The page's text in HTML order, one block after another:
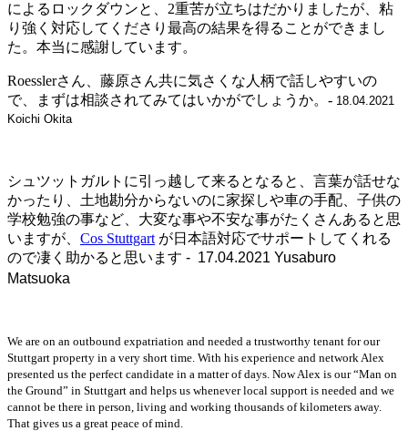
によるロックダウンと、2重苦が立ちはだかりましたが、粘
り強く対応してくださり最高の結果を得ることができまし
た。本当に感謝しています。
Roesslerさん、藤原さん共に気さくな人柄で話しやすいの
で、まずは相談されてみてはいかがでしょうか。- 18.04.2021
Koichi Okita
シュツットガルトに引っ越して来るとなると、言葉が話せな
かったり、土地勘分からないのに家探しや車の手配、子供の
学校勉強の事など、大変な事や不安な事がたくさんあると思
いますが、 Cos Stuttgart が日本語対応でサポートしてくれる
ので凄く助かると思います - 17.04.2021 Yusaburo
Matsuoka
We are on an outbound expatriation and needed a trustworthy tenant for our
Stuttgart property in a very short time. With his experience and network Alex
presented us the perfect candidate in a matter of days. Now Alex is our “Man on
the Ground” in Stuttgart and helps us whenever local support is needed and we
cannot be there in person, living and working thousands of kilometers away.
That gives us a great peace of mind.